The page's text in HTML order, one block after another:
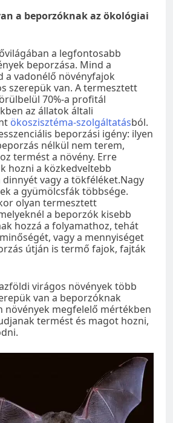
a beporzóknak az ökológiai
a legfontosabb
beporzása. Mind a
a vadonélő növényfajok
szerepük van. A termesztett
70%-a profitál
az állatok általi
ökoszisztéma-szolgáltatásból.
beporzási igény: ilyen
nélkül nem terem,
termést a növény. Erre
hozni a közkedveltebb
dinnyét vagy a tökféléket.Nagy
a gyümölcsfák többsége.
olyan termesztett
a beporzók kisebb
hozzá a folyamathoz, tehát
vagy a mennyiséget
útján is termő fajok, fajták
virágos növények több
van a beporzóknak
növények megfelelő mértékben
termést és magot hozni,